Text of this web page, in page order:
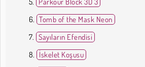
Tomb of the Mask Neon
Sayıların Efendisi
İskelet Koşusu